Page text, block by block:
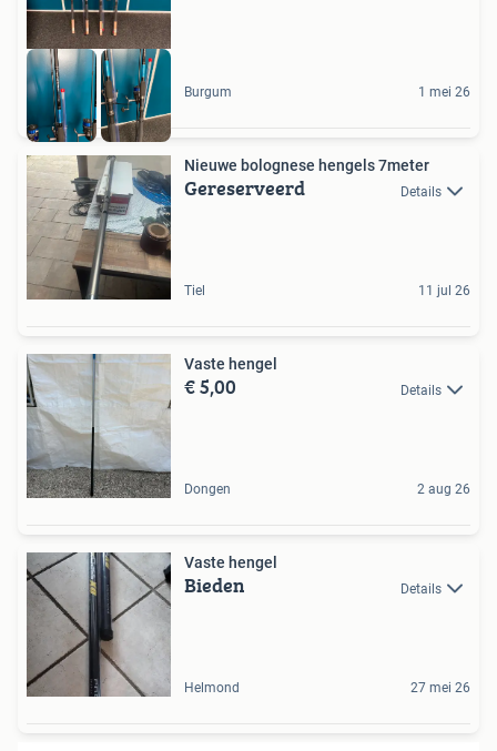
Burgum 1 mei 26
Nieuwe bolognese hengels 7meter
Gereserveerd Details
Tiel 11 jul 26
Vaste hengel
€ 5,00 Details
Dongen 2 aug 26
Vaste hengel
Bieden Details
Helmond 27 mei 26